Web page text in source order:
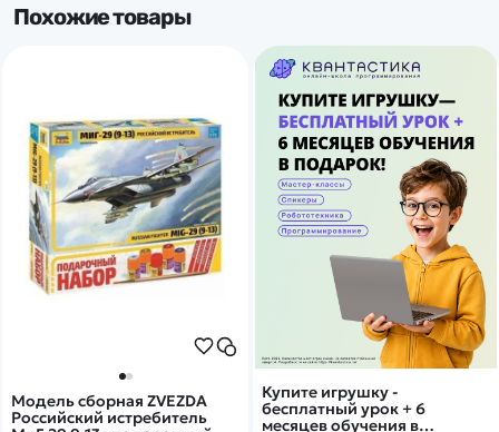
Похожие товары
Купите игрушку -
бесплатный урок + 6
месяцев обучения в
Модель сборная ZVEZDA
Российский истребитель